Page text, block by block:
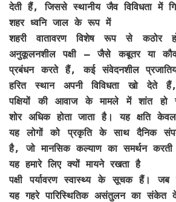
देती हैं, जिससे स्थानीय जैव विविधता में
शहर ध्वनि जाल के रूप में
शहरी वातावरण विशेष रूप से कठोर
अनुकूलनशील पक्षी – जैसे कबूतर या
प्रबंधन करते हैं, कई संवेदनशील
हरित स्थान अपनी विविधता खो देते
पक्षियों की आवाज के मामले में शांत
शोर अधिक होता जाता है। यह क्षति केवल
यह लोगों को प्रकृति के साथ दैनिक
है, जो मानसिक कल्याण का समर्थन करती
यह हमारे लिए क्यों मायने रखता है
पक्षी पर्यावरण स्वास्थ्य के सूचक हैं।
यह गहरे पारिस्थितिक असंतुलन का संकेत